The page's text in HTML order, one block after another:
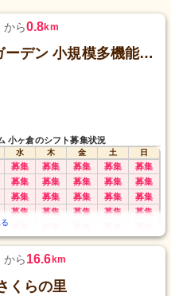
ら0.8km
長崎ケアハートガーデン 小規模多機能ホーム 小ヶ倉
小ヶ倉のシフト募集状況
水 木 金 土
日
募集 募集 募集 募集 募集
募集 募集 募集 募集 募集
募集 募集 募集 募集 募集
募集 募集 募集 募集 募集
ら16.6km
くらの里